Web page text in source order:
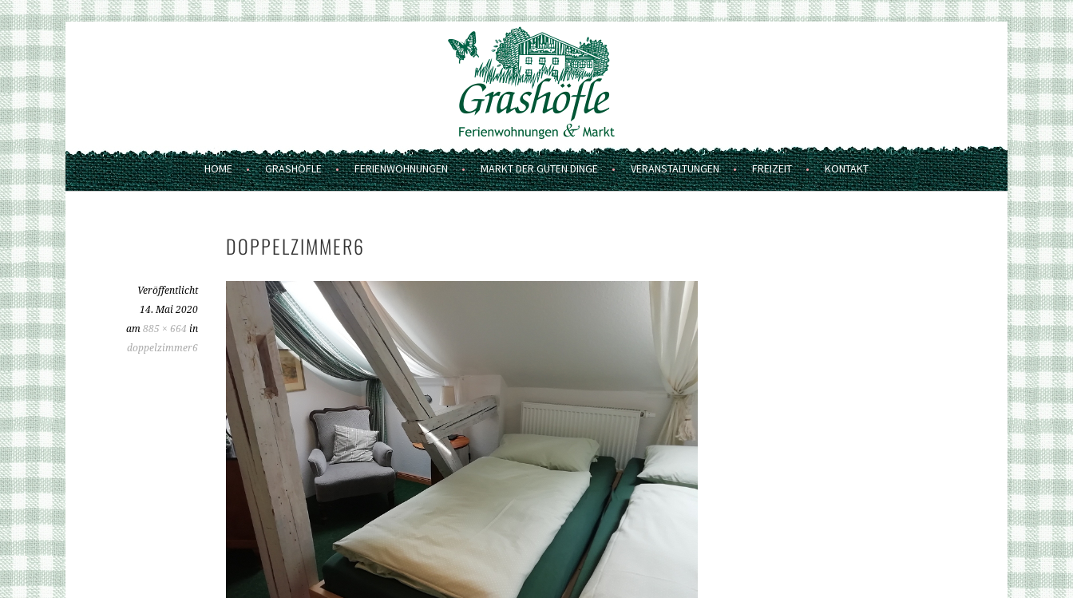
Springe
zum
Inhalt
HOME GRASHÖFLE FERIENWOHNUNGEN MARKT DER GUTEN DINGE VERANSTALTUNGEN FREIZEIT KONTAKT
DOPPELZIMMER6
Veröffentlicht
14. Mai 2020
am 885 × 664 in
doppelzimmer6